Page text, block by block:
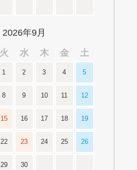
2026年9月
火 水 木 金 土
1 2 3 4 5
8 9 10 11 12
15 16 17 18 19
22 23 24 25 26
29 30